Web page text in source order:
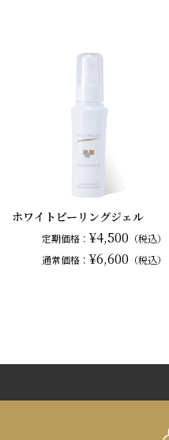
ホワイトピーリングジェル
定期価格： ¥4,500 （税込）
通常価格： ¥6,600 （税込）